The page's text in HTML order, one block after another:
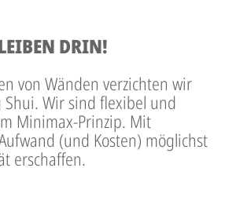
DRIN!
von Wänden verzichten wir
Shui. Wir sind flexibel und
Minimax-Prinzip. Mit
(und Kosten) möglichst
erschaffen.